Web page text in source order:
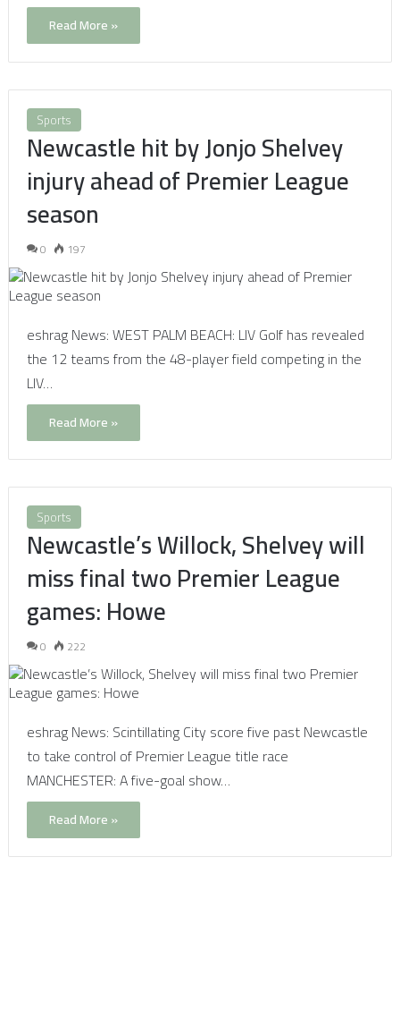
Read More »
Sports
Newcastle hit by Jonjo Shelvey
injury ahead of Premier League
season
0 197
eshrag News: WEST PALM BEACH: LIV Golf has revealed
the 12 teams from the 48-player field competing in the
LIV…
Read More »
Sports
Newcastle’s Willock, Shelvey will
miss final two Premier League
games: Howe
0 222
eshrag News: Scintillating City score five past Newcastle
to take control of Premier League title race
MANCHESTER: A five-goal show…
Read More »